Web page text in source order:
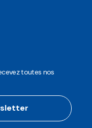
toutes nos